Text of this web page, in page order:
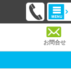
お問合せ